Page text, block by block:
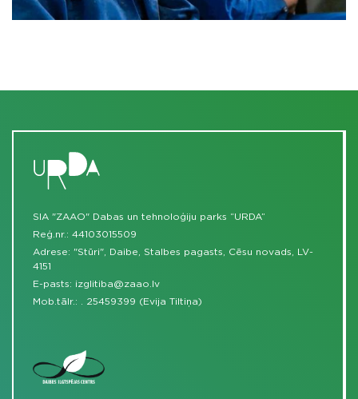
SIA "ZAAO" Dabas un tehnoloģiju parks “URDA”
Reģ.nr.: 44103015509
Adrese: "Stūri", Daibe, Stalbes pagasts, Cēsu novads, LV-
4151
E-pasts: izglitiba@zaao.lv
Mob.tālr.:
25459399 (Evija Tiltiņa)